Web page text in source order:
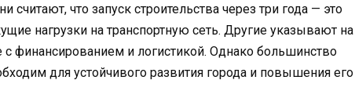
считают, что запуск строительства через три года — это
нагрузки на транспортную сеть. Другие указывают на
финансированием и логистикой. Однако большинство
для устойчивого развития города и повышения его